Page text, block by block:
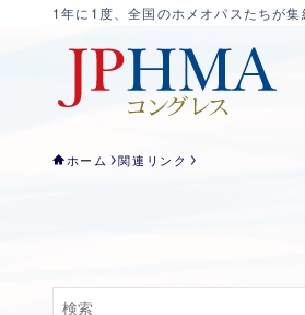
1年に1度、全国のホメオパスたちが
ホーム 関連リンク